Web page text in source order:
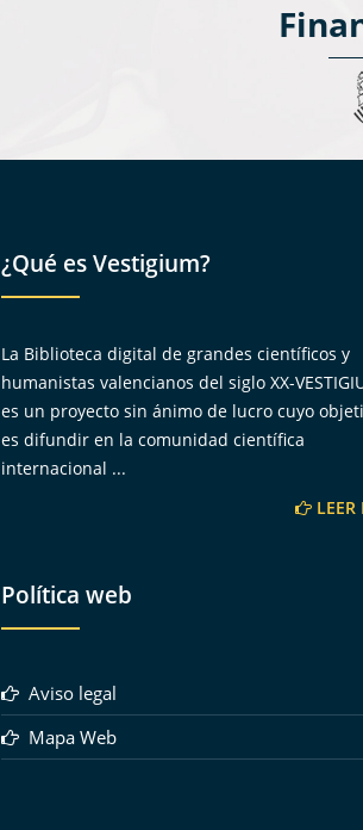
¿Qué es Vestigium?
La Biblioteca digital de grandes científicos y
humanistas valencianos del siglo XX-
es un proyecto sin ánimo de lucro cuyo
es difundir en la comunidad científica
internacional ...
LEER
Política web
Aviso legal
Mapa Web